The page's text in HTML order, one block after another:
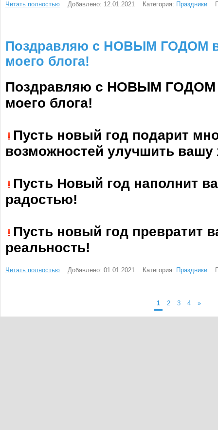
Читать полностью Добавлено: 12.01.2021 Категория: Праздники
Поздравляю с НОВЫМ ГОДОМ
моего блога!
Поздравляю с НОВЫМ ГОДОМ
моего блога!
Пусть новый год подарит
возможностей улучшить вашу
Пусть Новый год наполнит
радостью!
Пусть новый год превратит
реальность!
Читать полностью Добавлено: 01.01.2021 Категория: Праздники
1 2 3 4 »